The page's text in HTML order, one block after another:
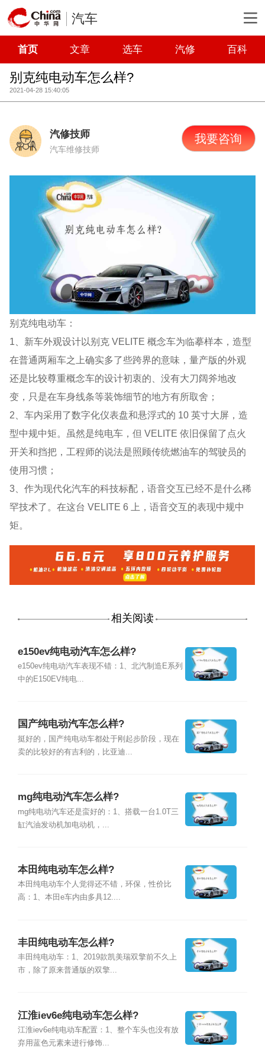
汽车
首页 文章 选车 汽修 百科
别克纯电动车怎么样?
2021-04-28 15:40:05
汽修技师
汽车维修技师
我要咨询
别克纯电动车：
1、新车外观设计以别克 VELITE 概念车为临摹样本，造型
在普通两厢车之上确实多了些跨界的意味，量产版的外观
还是比较尊重概念车的设计初衷的、没有大刀阔斧地改
变，只是在车身线条等装饰细节的地方有所取舍；
2、车内采用了数字化仪表盘和悬浮式的 10 英寸大屏，造
型中规中矩。虽然是纯电车，但 VELITE 依旧保留了点火
开关和挡把，工程师的说法是照顾传统燃油车的驾驶员的
使用习惯；
3、作为现代化汽车的科技标配，语音交互已经不是什么稀
罕技术了。在这台 VELITE 6 上，语音交互的表现中规中
矩。
相关阅读
e150ev纯电动汽车怎么样?
e150ev纯电动汽车表现不错：1、北汽制造E系列
中的E150EV纯电...
国产纯电动汽车怎么样?
挺好的，国产纯电动车都处于刚起步阶段，现在
卖的比较好的有吉利的，比亚迪...
mg纯电动汽车怎么样?
mg纯电动汽车还是蛮好的：1、搭载一台1.0T三
缸汽油发动机加电动机，...
本田纯电动车怎么样?
本田纯电动车个人觉得还不错，环保，性价比
高：1、本田e车内由多具12....
丰田纯电动车怎么样?
丰田纯电动车：1、2019款凯美瑞双擎前不久上
市，除了原来普通版的双擎...
江淮iev6e纯电动车怎么样?
江淮iev6e纯电动车配置：1、整个车头也没有放
弃用蓝色元素来进行修饰...